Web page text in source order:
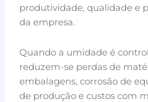
produtividade, qualidade e
da empresa.
Quando a umidade é
reduzem-se perdas de
embalagens, corrosão de
de produção e custos com